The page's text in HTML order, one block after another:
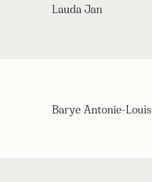
Lauda Jan
Barye Antonie-Louis